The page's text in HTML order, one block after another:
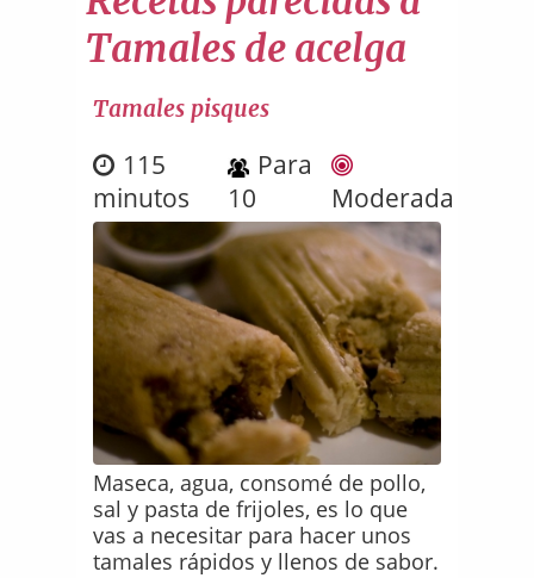
Tamales de acelga
Tamales pisques
115
minutos
Para
10
Moderada
Maseca, agua, consomé de pollo,
sal y pasta de frijoles, es lo que
vas a necesitar para hacer unos
tamales rápidos y llenos de sabor.